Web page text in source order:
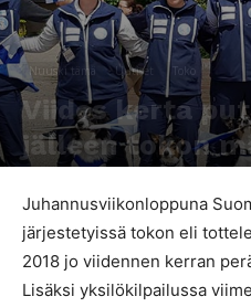
Nuuski tämä Uutiset Toko
Viides kerta
jälleen tokon
Juhannusviikonloppuna
järjestetyissä tokon eli
2018 jo viidennen kerran
Lisäksi yksilökilpailussa